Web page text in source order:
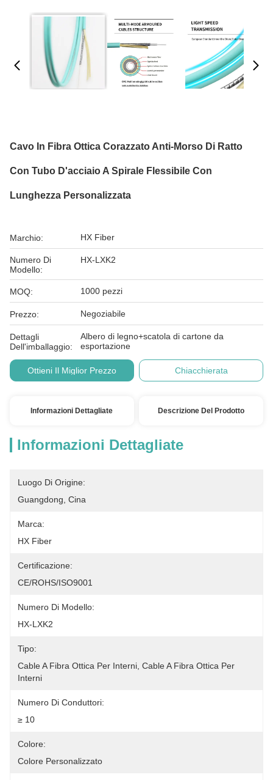
Cavo In Fibra Ottica Corazzato Anti-Morso Di Ratto
Con Tubo D'acciaio A Spirale Flessibile Con
Lunghezza Personalizzata
Marchio: HX Fiber
Numero Di
Modello:
HX-LXK2
MOQ: 1000 pezzi
Prezzo: Negoziabile
Dettagli
Dell'imballaggio:
Albero di legno+scatola di cartone da
esportazione
Ottieni Il Miglior Prezzo Chiacchierata
Informazioni Dettagliate Descrizione Del Prodotto
Informazioni Dettagliate
Luogo Di Origine:
Guangdong, Cina
Marca:
HX Fiber
Certificazione:
CE/ROHS/ISO9001
Numero Di Modello:
HX-LXK2
Tipo:
Cable A Fibra Ottica Per Interni, Cable A Fibra Ottica Per
Interni
Numero Di Conduttori:
≥ 10
Colore:
Colore Personalizzato